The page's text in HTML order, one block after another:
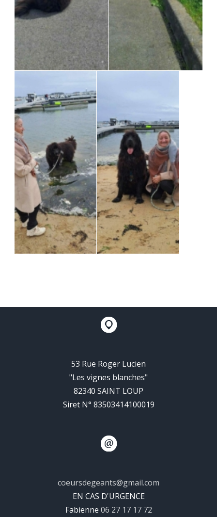
53 Rue Roger Lucien
"Les vignes blanches"
82340 SAINT LOUP
Siret N° 83503414100019
coeursdegeants@gmail.com
EN CAS D'URGENCE
Fabienne 06 27 17 17 72